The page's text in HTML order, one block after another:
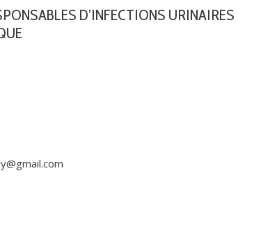
D’INFECTIONS URINAIRES